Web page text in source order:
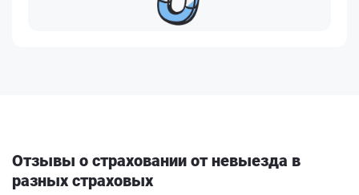
Отзывы о страховании от невыезда в
разных страховых